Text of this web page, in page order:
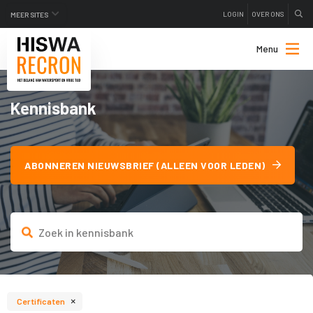
MEER SITES LOGIN OVER ONS
Menu
Kennisbank
ABONNEREN NIEUWSBRIEF (ALLEEN VOOR LEDEN)
Certificaten ×